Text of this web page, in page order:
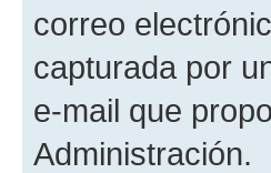
correo
capturada por
e-mail que
Administración.